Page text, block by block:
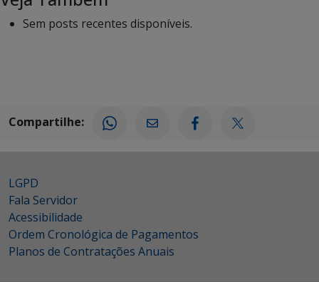
Sem posts recentes disponíveis.
Compartilhe:
LGPD
Fala Servidor
Acessibilidade
Ordem Cronológica de Pagamentos
Planos de Contratações Anuais